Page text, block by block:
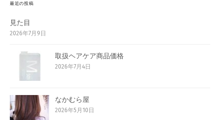
最近の投稿
見た目
2026年7月9日
取扱ヘアケア商品価格
2026年7月4日
なかむら屋
2026年5月10日